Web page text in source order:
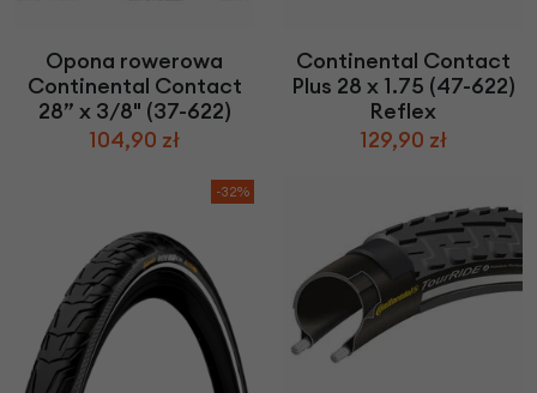
Opona rowerowa
Continental Contact
28” x 3/8" (37-622)
104,90 zł
Continental Contact
Plus 28 x 1.75 (47-622)
Reflex
129,90 zł
-32%